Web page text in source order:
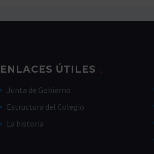
ENLACES ÚTILES
Junta de Gobierno
Estructura del Colegio
La historia